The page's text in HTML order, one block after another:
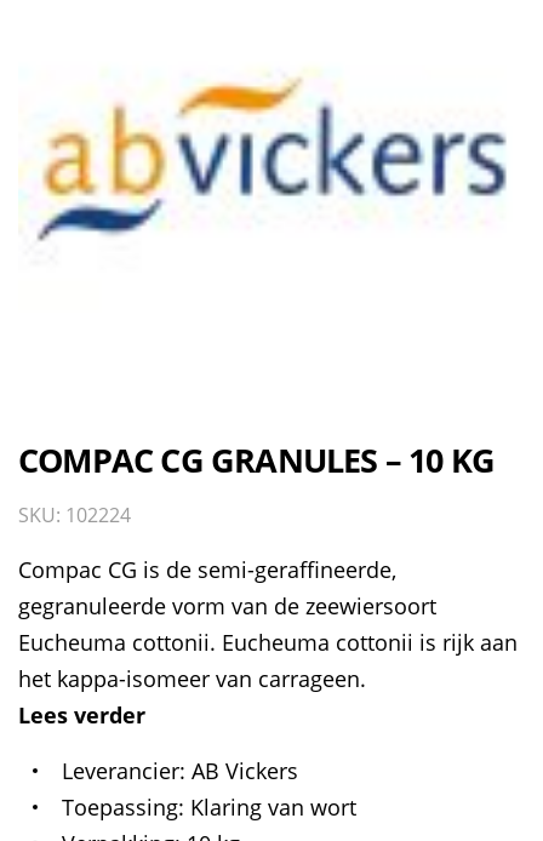
COMPAC CG GRANULES – 10 KG
SKU: 102224
Compac CG is de semi-geraffineerde,
gegranuleerde vorm van de zeewiersoort
Eucheuma cottonii. Eucheuma cottonii is rijk aan
het kappa-isomeer van carrageen.
Lees verder
Leverancier AB Vickers
Toepassing Klaring van wort